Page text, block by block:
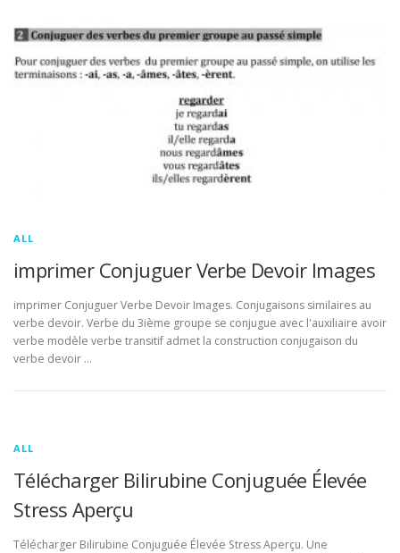
ALL
imprimer Conjuguer Verbe Devoir Images
imprimer Conjuguer Verbe Devoir Images. Conjugaisons similaires au
verbe devoir. Verbe du 3ième groupe se conjugue avec l'auxiliaire avoir
verbe modèle verbe transitif admet la construction conjugaison du
verbe devoir …
ALL
Télécharger Bilirubine Conjuguée Élevée
Stress Aperçu
Télécharger Bilirubine Conjuguée Élevée Stress Aperçu. Une